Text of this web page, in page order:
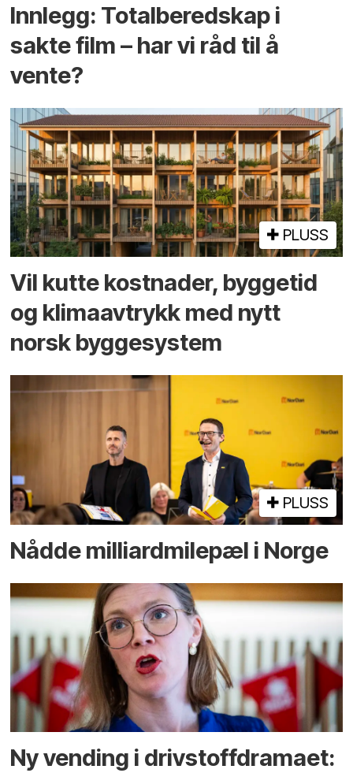
Innlegg: Totalberedskap i
sakte film – har vi råd til å
vente?
PLUSS
Vil kutte kostnader, byggetid
og klima­avtrykk med nytt
norsk bygge­system
PLUSS
Nådde milliard­­milepæl i Norge
Ny vending i drivstoffdramaet: